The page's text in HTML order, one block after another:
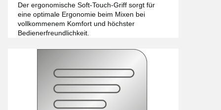
Der ergonomische Soft-Touch-Griff sorgt für
eine optimale Ergonomie beim Mixen bei
vollkommenem Komfort und höchster
Bedienerfreundlichkeit.